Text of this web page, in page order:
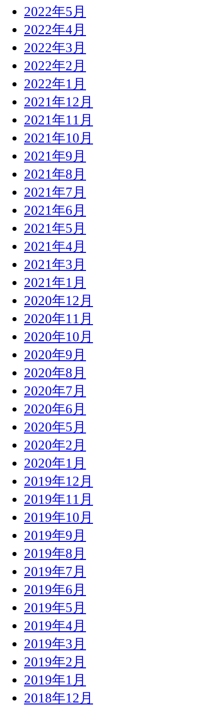
2022年5月
2022年4月
2022年3月
2022年2月
2022年1月
2021年12月
2021年11月
2021年10月
2021年9月
2021年8月
2021年7月
2021年6月
2021年5月
2021年4月
2021年3月
2021年1月
2020年12月
2020年11月
2020年10月
2020年9月
2020年8月
2020年7月
2020年6月
2020年5月
2020年2月
2020年1月
2019年12月
2019年11月
2019年10月
2019年9月
2019年8月
2019年7月
2019年6月
2019年5月
2019年4月
2019年3月
2019年2月
2019年1月
2018年12月